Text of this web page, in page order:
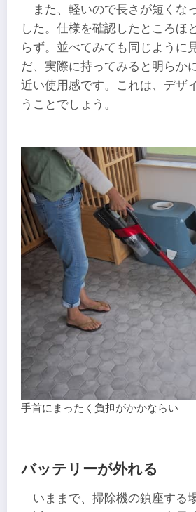
また、軽いので長さが短くな
した。仕様を確認したところほ
らず。並べてみても同じように
だ、実際に持ってみると明らか
近い使用感です。これは、デザ
うことでしょう。
手首にまったく負担がかかならい
バッテリーが外れる
いままで、掃除機の鎮座する